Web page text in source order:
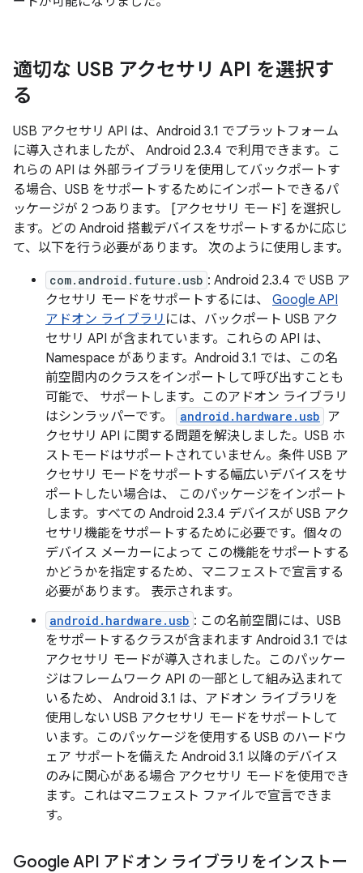
適切な USB アクセサリ API を選択す
る
USB アクセサリ API は、Android 3.1 でプラットフォーム
に導入されましたが、 Android 2.3.4 で利用できます。こ
れらの API は 外部ライブラリを使用してバックポートす
る場合、USB をサポートするためにインポートできるパ
ッケージが 2 つあります。 [アクセサリ モード] を選択し
ます。どの Android 搭載デバイスをサポートするかに応じ
て、以下を行う必要があります。 次のように使用します。
com.android.future.usb : Android 2.3.4 で USB ア
クセサリ モードをサポートするには、 Google API
アドオン ライブラリ には、バックポート USB アク
セサリ API が含まれています。これらの API は、
Namespace があります。Android 3.1 では、この名
前空間内のクラスをインポートして呼び出すことも
可能で、 サポートします。このアドオン ライブラリ
はシンラッパーです。
android.hardware.usb ア
クセサリ API に関する問題を解決しました。USB ホ
ストモードはサポートされていません。条件 USB ア
クセサリ モードをサポートする幅広いデバイスをサ
ポートしたい場合は、 このパッケージをインポート
します。すべての Android 2.3.4 デバイスが USB アク
セサリ機能をサポートするために必要です。個々の
デバイス メーカーによって この機能をサポートする
かどうかを指定するため、マニフェストで宣言する
必要があります。 表示されます。
android.hardware.usb : この名前空間には、USB
をサポートするクラスが含まれます Android 3.1 では
アクセサリ モードが導入されました。このパッケー
ジはフレームワーク API の一部として組み込まれて
いるため、 Android 3.1 は、アドオン ライブラリを
使用しない USB アクセサリ モードをサポートして
います。このパッケージを使用する USB のハードウ
ェア サポートを備えた Android 3.1 以降のデバイス
のみに関心がある場合 アクセサリ モードを使用でき
ます。これはマニフェスト ファイルで宣言できま
す。
Google API アドオン ライブラリをインストー